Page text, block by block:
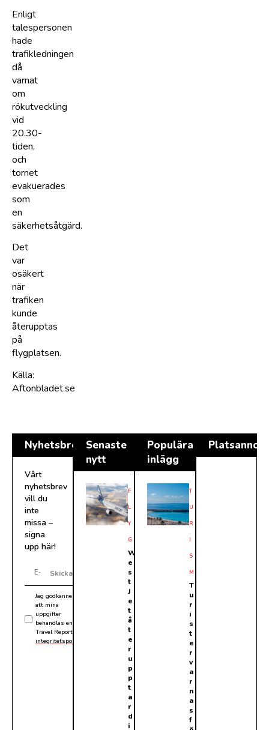
Enligt
talespersonen
hade
trafikledningen
då
varnat
om
rökutveckling
vid
20.30-
tiden,
och
tornet
evakuerades
som
en
säkerhetsåtgärd.
Det
var
osäkert
när
trafiken
kunde
återupptas
på
flygplatsen.
Källa:
Aftonbladet.se
Nyhetsbrev
Vårt
nyhetsbrev
vill du
inte
missa –
signa
upp här!
Jag godkänner
att mina
uppgifter
behandlas enligt
Travel Reports
integritetspolicy
Skicka
Senaste
nytt
F
L
Y
G
W
e
s
t
J
e
t
å
t
e
r
u
p
p
t
a
r
d
i
Populära
inlägg
T
U
R
I
S
M
T
u
r
i
s
t
e
r
v
a
r
n
a
s
f